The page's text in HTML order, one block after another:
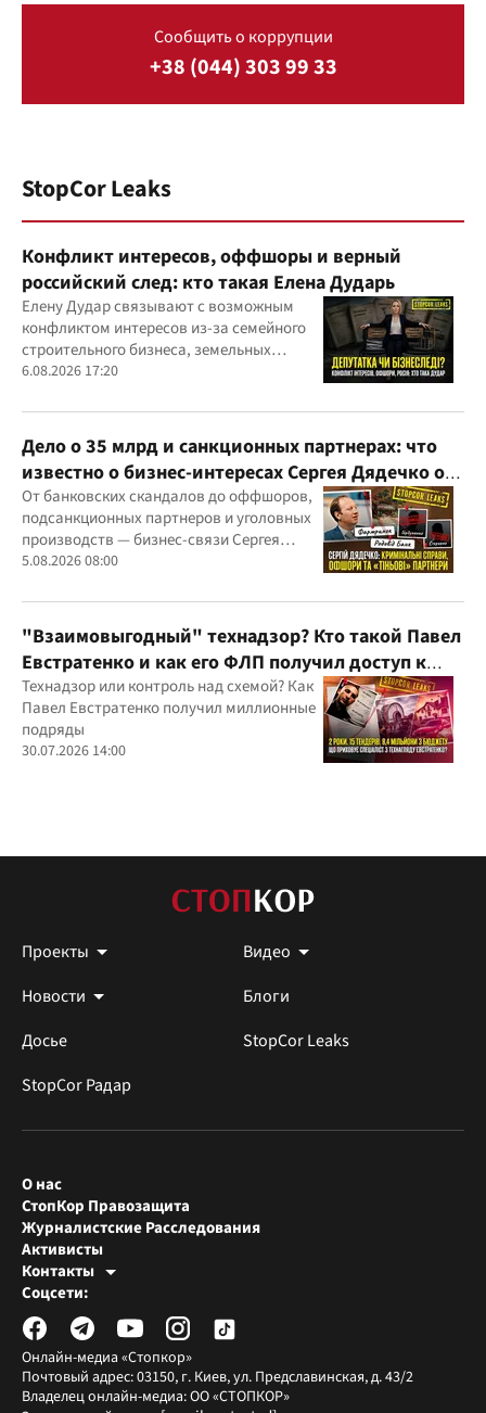
Сообщить о коррупции
+38 (044) 303 99 33
StopCor Leaks
Конфликт интересов, оффшоры и верный
российский след: кто такая Елена Дударь
Елену Дудар связывают с возможным
конфликтом интересов из-за семейного
строительного бизнеса, земельных
скандалов, судебных дел
6.08.2026 17:20
Дело о 35 млрд и санкционных партнерах: что
известно о бизнес-интересах Сергея Дядечко от
"Родовид Банка" до "ФАРМАСЕЛ"
От банковских скандалов до оффшоров,
подсанкционных партнеров и уголовных
производств — бизнес-связи Сергея
Дядечко до сих пор простираются через
юрисдикций
5.08.2026 08:00
"Взаимовыгодный" технадзор? Кто такой Павел
Евстратенко и как его ФЛП получил доступ к
бюджетным миллионам?
Технадзор или контроль над схемой? Как
Павел Евстратенко получил миллионные
подряды
30.07.2026 14:00
Проекты
Видео
Новости
Блоги
Досье
StopCor Leaks
StopCor Радар
Онлайн-медиа «Стопкор»
Почтовый адрес: 03150, г. Киев, ул. Предславинская, д. 43/2
Владелец онлайн-медиа: ОО «СТОПКОР»
О нас
СтопКор Правозащита
Журналистские Расследования
Активисты
Контакты
Редакция СтопКора
Журналисты-расследователи
Соцсети: